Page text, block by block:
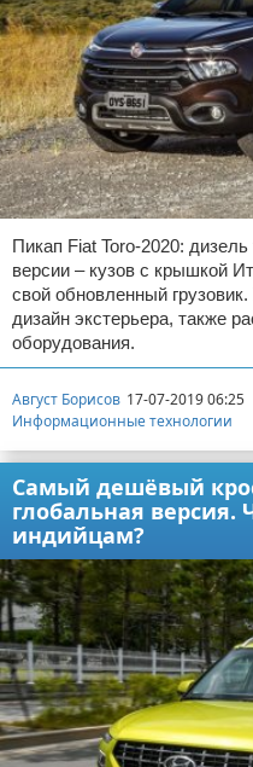
Пикап Fiat Toro-2020:
версии – кузов с крышкой
свой обновленный
дизайн экстерьера, также
оборудования.
Август Борисов 17-07-2019 06:25
Информационные технологии
Самый дешёвый
глобальная версия.
индийцам?